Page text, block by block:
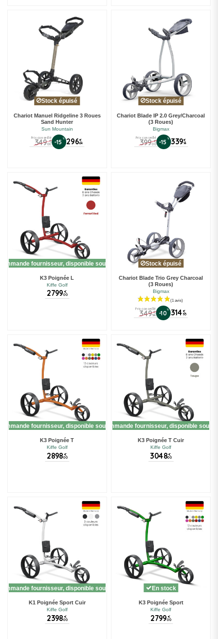
(1 avis)
Stock épuisé
Chariot Manuel Ridgeline 3 Roues
Sand Hunter
Sun Mountain
Prix conseillé
349 €
00 -15 % 296 €
64
Stock épuisé
Chariot Blade IP 2.0 Grey/Charcoal
(3 Roues)
Bigmax
Prix conseillé
399 €
00 -15 % 339€
14
fournisseur, disponible sous 10 jours
K3 Poignée L
Kiffe Golf
2799 €
00
Stock épuisé
Chariot Blade Trio Grey Charcoal
(3 Roues)
Bigmax
Prix conseillé
349 €
94 -10% 314 €
95
fournisseur, disponible sous 10 jours
K3 Poignée T
Kiffe Golf
2898 €
00
Sur commande fournisseur, disponible sous
K3 Poignée T Cuir
Kiffe Golf
3048 €
00
fournisseur, disponible sous 10 jours
K1 Poignée Sport Cuir
Kiffe Golf
2398 €
00
En stock
K3 Poignée Sport
Kiffe Golf
2799 €
00